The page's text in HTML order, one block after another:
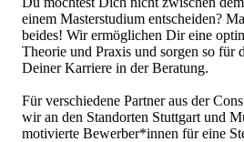
einem Masterstudium entscheiden?
beides! Wir ermöglichen Dir eine
Theorie und Praxis und sorgen so für
Deiner Karriere in der Beratung.
Für verschiedene Partner aus der
wir an den Standorten Stuttgart und
motivierte Bewerber*innen für eine